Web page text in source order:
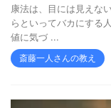
康法は、目には見えな
らといってバカにする
値に気づ ...
斎藤一人さんの教え